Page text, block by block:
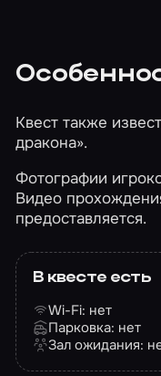
Квест также
дракона».
Фотографии
Видео
предоставляется.
В квесте есть
Wi-Fi: нет
Парковка: нет
Зал ожидания: